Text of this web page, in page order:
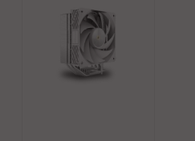
carrito